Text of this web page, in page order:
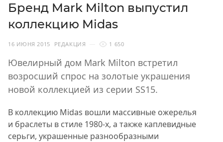
Бренд Mark Milton выпустил
коллекцию Midas
16 ИЮНЯ 2015 РЕДАКЦИЯ 1 650
Ювелирный дом Mark Milton встретил
возросший спрос на золотые украшения
новой коллекцией из серии SS15.
В коллекцию Midas вошли массивные ожерелья
и браслеты в стиле 1980-х, а также каплевидные
серьги, украшенные разнообразными